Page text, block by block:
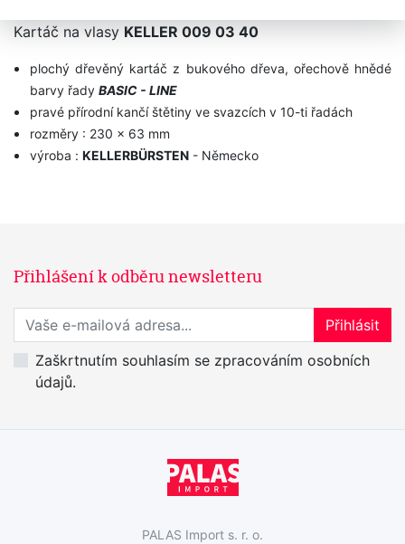
Kartáč na vlasy KELLER 009 03 40
plochý dřevěný kartáč z bukového dřeva, ořechově hnědé
barvy řady BASIC - LINE
pravé přírodní kančí štětiny ve svazcích v 10-ti řadách
rozměry : 230 x 63 mm
výroba : KELLERBÜRSTEN - Německo
Přihlášení k odběru newsletteru
Přihlaste se k odběru novinek
Přihlásit
Zaškrtnutím souhlasím se zpracováním osobních
údajů.
PALAS Import s. r. o.